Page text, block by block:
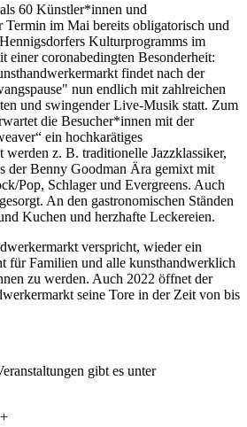
60 Künstler*innen und
im Mai bereits obligatorisch und
Kulturprogramms im
einer coronabedingten Besonderheit:
findet nach der
nun endlich mit zahlreichen
und swingender Live-Musik statt. Zum
die Besucher*innen mit der
ein hochkarätiges
z. B. traditionelle Jazzklassiker,
der Benny Goodman Ära gemixt mit
Pop, Schlager und Evergreens. Auch
An den gastronomischen Ständen
Kuchen und herzhafte Leckereien.
verspricht, wieder ein
für Familien und alle kunsthandwerklich
zu werden. Auch 2022 öffnet der
seine Tore in der Zeit von bis
gibt es unter